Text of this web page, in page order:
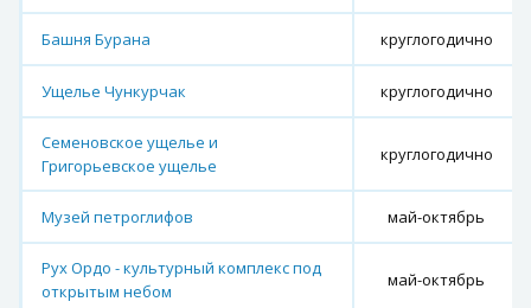
Башня Бурана круглогодично
Ущелье Чункурчак круглогодично
Семеновское ущелье и
Григорьевское ущелье
круглогодично
Музей петроглифов май-октябрь
Рух Ордо - культурный комплекс под
открытым небом
май-октябрь